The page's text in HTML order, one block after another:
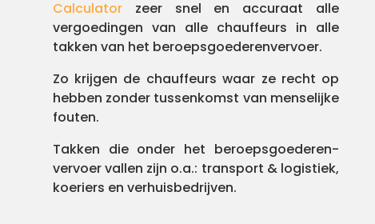
Calculator zeer snel en accuraat alle
vergoedingen van alle chauffeurs in alle
takken van het beroepsgoederenvervoer.
Zo krijgen de chauffeurs waar ze recht op
hebben zonder tussenkomst van menselijke
fouten.
Takken die onder het beroepsgoederen-
vervoer vallen zijn o.a.: transport & logistiek,
koeriers en verhuisbedrijven.